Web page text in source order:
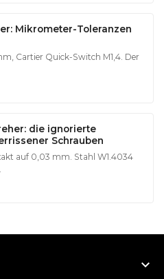
Mikrometer-Toleranzen
Cartier Quick-Switch M1,4. Der
die ignorierte
Schrauben
auf 0,03 mm. Stahl W1.4034
